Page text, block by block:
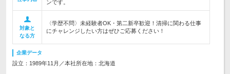
ンです。
対象と
なる方
〈学歴不問〉未経験者OK・第二新卒歓迎！清掃に関わる仕事
にチャレンジしたい方はぜひご応募ください！
企業データ
設立：1989年11月／本社所在地：北海道